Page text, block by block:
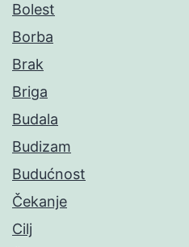
Bolest
Borba
Brak
Briga
Budala
Budizam
Budućnost
Čekanje
Cilj